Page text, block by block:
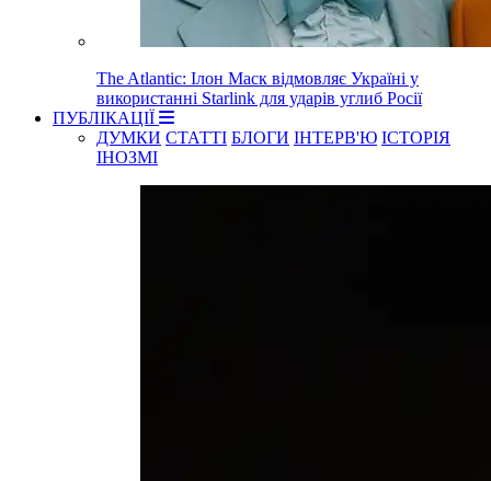
The Atlantic: Ілон Маск відмовляє Україні у
використанні Starlink для ударів углиб Росії
ПУБЛІКАЦІЇ
ДУМКИ СТАТТІ БЛОГИ ІНТЕРВ'Ю ІСТОРІЯ
ІНОЗМІ